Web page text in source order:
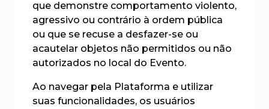
que demonstre comportamento violento,
agressivo ou contrário à ordem pública
ou que se recuse a desfazer-se ou
acautelar objetos não permitidos ou não
autorizados no local do Evento.
Ao navegar pela Plataforma e utilizar
suas funcionalidades, os usuários